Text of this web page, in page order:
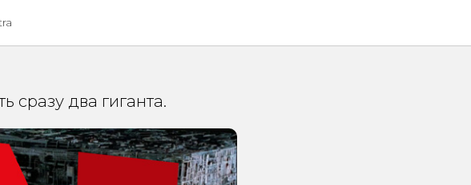
в
сразу два гиганта.